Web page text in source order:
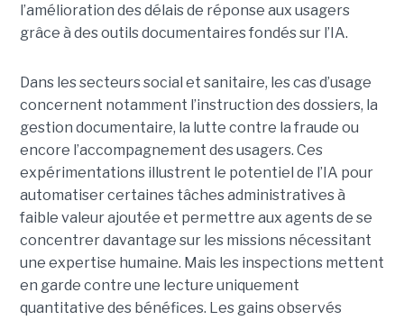
l’amélioration des délais de réponse aux usagers
grâce à des outils documentaires fondés sur l’IA.
Dans les secteurs social et sanitaire, les cas d’usage
concernent notamment l’instruction des dossiers, la
gestion documentaire, la lutte contre la fraude ou
encore l’accompagnement des usagers. Ces
expérimentations illustrent le potentiel de l’IA pour
automatiser certaines tâches administratives à
faible valeur ajoutée et permettre aux agents de se
concentrer davantage sur les missions nécessitant
une expertise humaine. Mais les inspections mettent
en garde contre une lecture uniquement
quantitative des bénéfices. Les gains observés